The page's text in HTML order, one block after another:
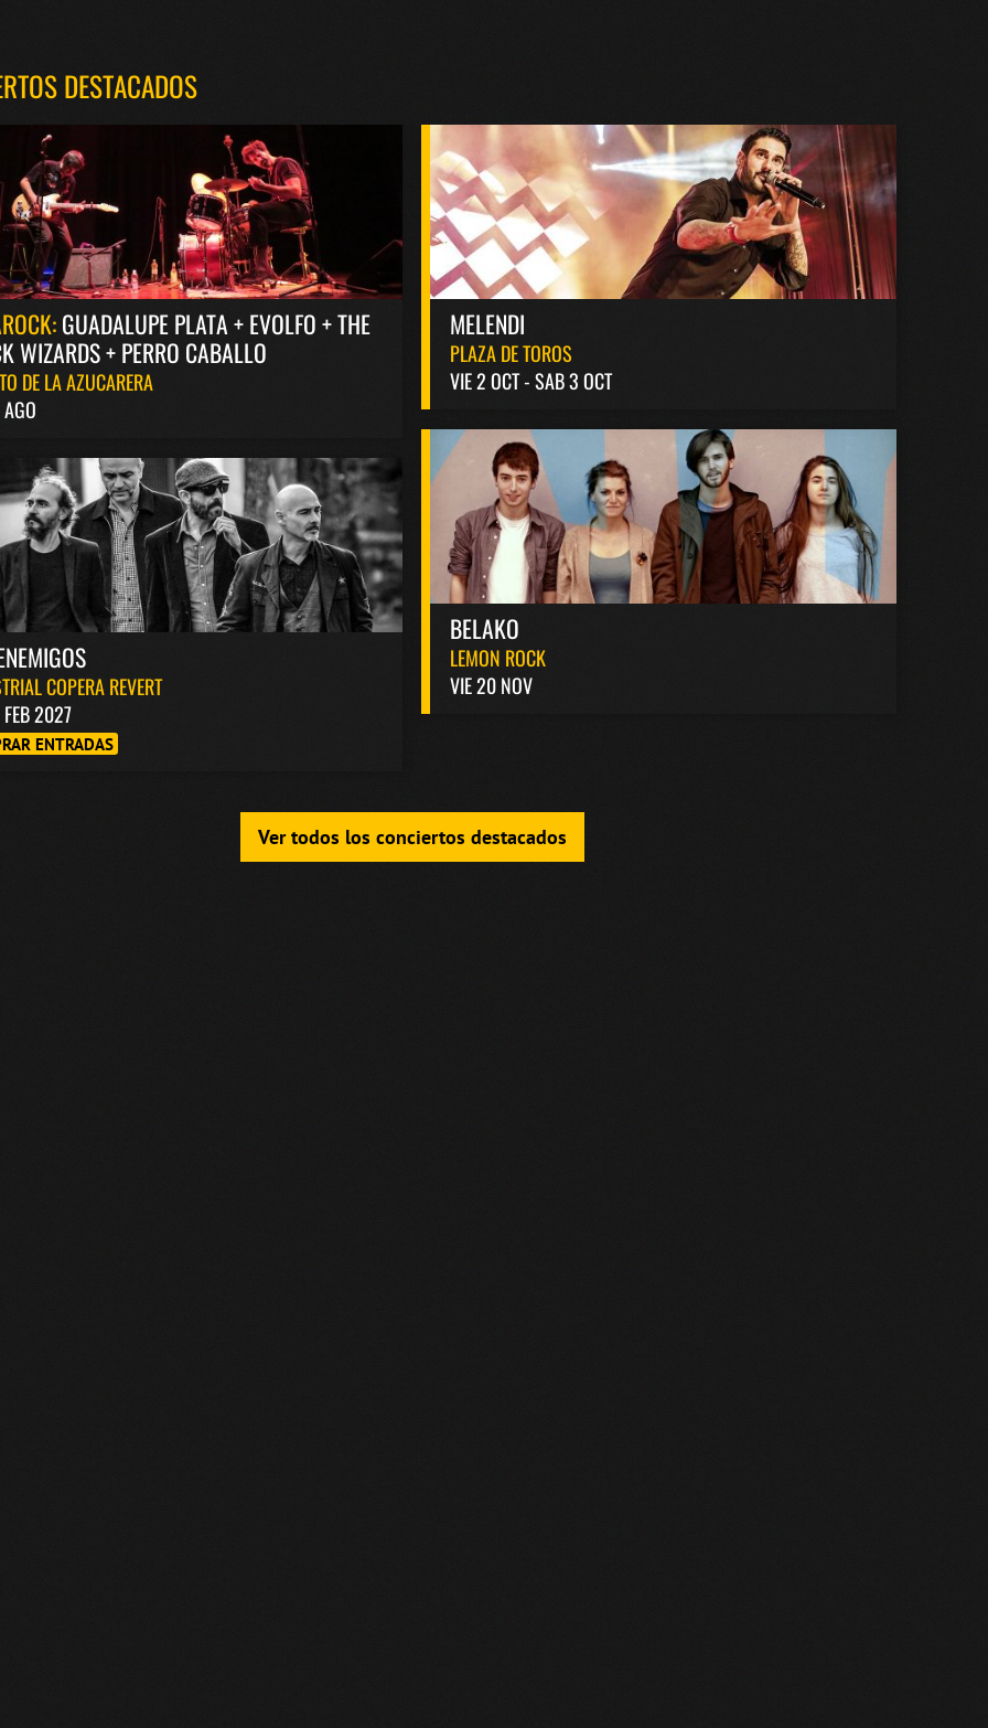
DESTACADOS
GUADALUPE PLATA + EVOLFO + THE
WIZARDS + PERRO CABALLO
DE LA AZUCARERA
MELENDI
PLAZA DE TOROS
VIE 2 OCT - SAB 3 OCT
BELAKO
LEMON ROCK
VIE 20 NOV
COPERA REVERT
FEB 2027
ENTRADAS
Ver todos los conciertos destacados